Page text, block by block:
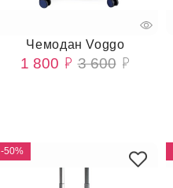
Чемодан Voggo
1 800 3 600
-50%